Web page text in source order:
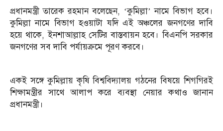
প্রধানমন্ত্রী তারেক রহমান বলেছেন, ‘কুমিল্লা’ নামে বিভাগ হবে।
কুমিল্লা নামে বিভাগ হওয়াটা যদি এই অঞ্চলের জনগণের দাবি
হয়ে থাকে, ইনশাআল্লাহ সেটির বাস্তবায়ন হবে। বিএনপি সরকার
জনগণের সব দাবি পর্যায়ক্রমে পূরণ করবে।
একই সঙ্গে কুমিল্লায় কৃষি বিশ্ববিদ্যালয় গঠনের বিষয়ে শিগগিরই
শিক্ষামন্ত্রীর সাথে আলাপ করে ব্যবস্থা নেয়ার কথাও জানান
প্রধানমন্ত্রী।